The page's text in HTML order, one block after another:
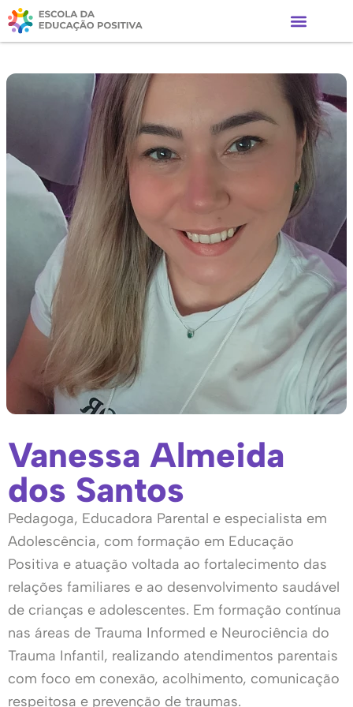
Vanessa Almeida
dos Santos
Pedagoga, Educadora Parental e especialista em
Adolescência, com formação em Educação
Positiva e atuação voltada ao fortalecimento das
relações familiares e ao desenvolvimento saudável
de crianças e adolescentes. Em formação contínua
nas áreas de Trauma Informed e Neurociência do
Trauma Infantil, realizando atendimentos parentais
com foco em conexão, acolhimento, comunicação
respeitosa e prevenção de traumas.